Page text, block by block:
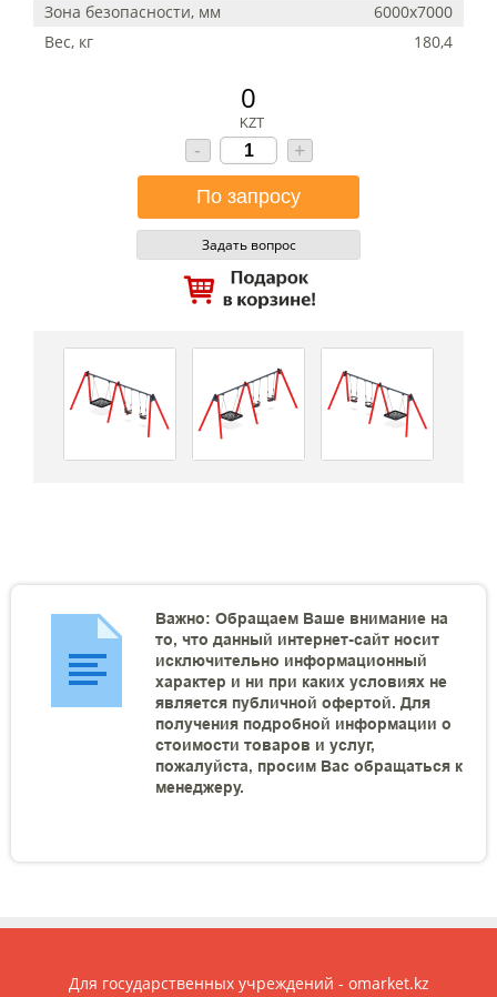
Зона безопасности, мм
6000х7000
Вес, кг
180,4
0
KZT
- +
Задать вопрос
Важно: Обращаем Ваше внимание на
то, что данный интернет-сайт носит
исключительно информационный
характер и ни при каких условиях не
является публичной офертой. Для
получения подробной информации о
стоимости товаров и услуг,
пожалуйста, просим Вас обращаться к
менеджеру.
Для государственных учреждений - omarket.kz